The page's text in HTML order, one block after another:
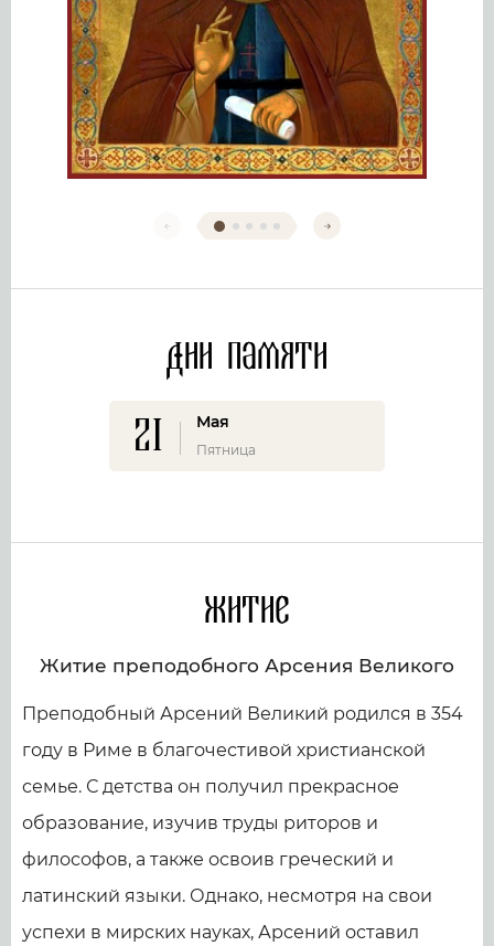
Дни памяти
21 Мая
Пятница
Житие
Житие преподобного Арсения Великого
Преподобный Арсений Великий родился в 354
году в Риме в благочестивой христианской
семье. С детства он получил прекрасное
образование, изучив труды риторов и
философов, а также освоив греческий и
латинский языки. Однако, несмотря на свои
успехи в мирских науках, Арсений оставил